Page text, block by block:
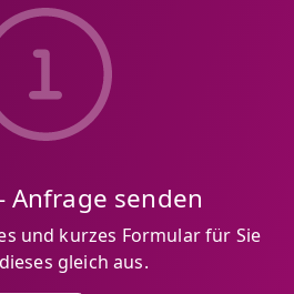
Anfrage senden
und kurzes Formular für Sie
gleich aus.